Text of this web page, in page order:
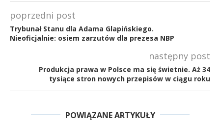
poprzedni post
Trybunał Stanu dla Adama Glapińskiego.
Nieoficjalnie: osiem zarzutów dla prezesa NBP
następny post
Produkcja prawa w Polsce ma się świetnie. Aż 34
tysiące stron nowych przepisów w ciągu roku
POWIĄZANE ARTYKUŁY